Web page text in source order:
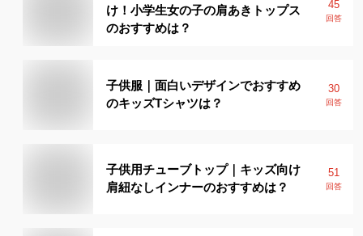
け！小学生女の子の肩あきトップス
のおすすめは？
45
回答
子供服｜面白いデザインでおすすめ
のキッズTシャツは？
30
回答
子供用チューブトップ｜キッズ向け
肩紐なしインナーのおすすめは？
51
回答